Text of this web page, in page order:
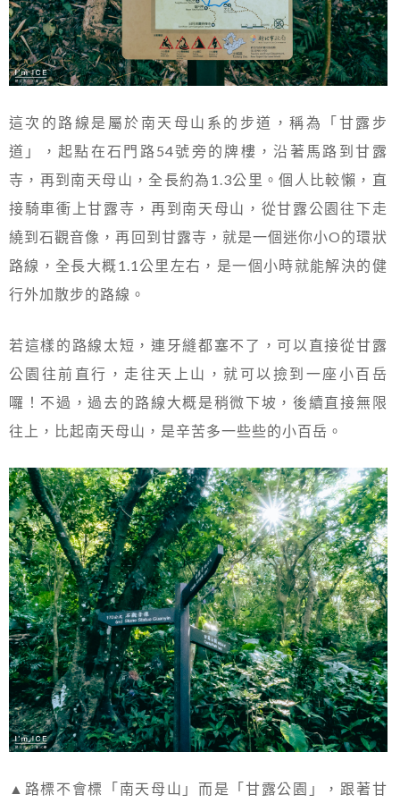
這次的路線是屬於南天母山系的步道，稱為「甘露步
道」，起點在石門路54號旁的牌樓，沿著馬路到甘露
寺，再到南天母山，全長約為1.3公里。個人比較懶，直
接騎車衝上甘露寺，再到南天母山，從甘露公園往下走
繞到石觀音像，再回到甘露寺，就是一個迷你小O的環狀
路線，全長大概1.1公里左右，是一個小時就能解決的健
行外加散步的路線。
若這樣的路線太短，連牙縫都塞不了，可以直接從甘露
公園往前直行，走往天上山，就可以撿到一座小百岳
囉！不過，過去的路線大概是稍微下坡，後續直接無限
往上，比起南天母山，是辛苦多一些些的小百岳。
▲路標不會標「南天母山」而是「甘露公園」，跟著甘